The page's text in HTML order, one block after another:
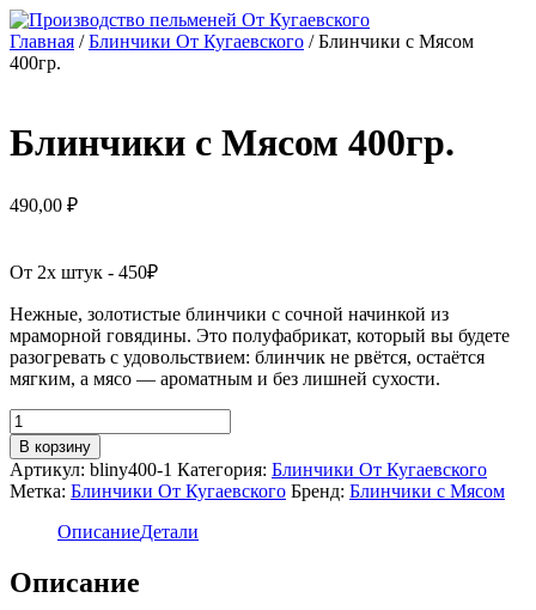
Перейти
к
содержимому
Главная /Блинчики От Кугаевского / Блинчики с Мясом
400гр.
Блинчики с Мясом 400гр.
490,00 ₽
От 2х штук - 450₽
Нежные, золотистые блинчики с сочной начинкой из
мраморной говядины. Это полуфабрикат, который вы будете
разогревать с удовольствием: блинчик не рвётся, остаётся
мягким, а мясо — ароматным и без лишней сухости.
Количество
товара
Блинчики
с
Мясом
400гр.
В корзину
Артикул: bliny400-1 Категория: Блинчики От Кугаевского
Метка: Блинчики От Кугаевского Бренд: Блинчики с Мясом
ОписаниеДетали
Описание